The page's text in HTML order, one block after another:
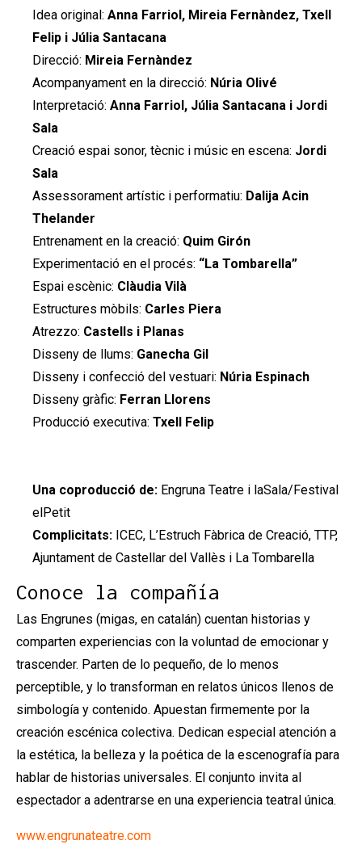
Idea original: Anna Farriol, Mireia Fernàndez, Txell
Felip i Júlia Santacana
Direcció: Mireia Fernàndez
Acompanyament en la direcció: Núria Olivé
Interpretació: Anna Farriol, Júlia Santacana i Jordi
Sala
Creació espai sonor, tècnic i músic en escena: Jordi
Sala
Assessorament artístic i performatiu: Dalija Acin
Thelander
Entrenament en la creació: Quim Girón
Experimentació en el procés: “La Tombarella”
Espai escènic: Clàudia Vilà
Estructures mòbils: Carles Piera
Atrezzo: Castells i Planas
Disseny de llums: Ganecha Gil
Disseny i confecció del vestuari: Núria Espinach
Disseny gràfic: Ferran Llorens
Producció executiva: Txell Felip
Una coproducció de: Engruna Teatre i laSala/Festival
elPetit
Complicitats: ICEC, L’Estruch Fàbrica de Creació, TTP,
Ajuntament de Castellar del Vallès i La Tombarella
Conoce la compañía
Las Engrunes (migas, en catalán) cuentan historias y
comparten experiencias con la voluntad de emocionar y
trascender. Parten de lo pequeño, de lo menos
perceptible, y lo transforman en relatos únicos llenos de
simbología y contenido. Apuestan firmemente por la
creación escénica colectiva. Dedican especial atención a
la estética, la belleza y la poética de la escenografía para
hablar de historias universales. El conjunto invita al
espectador a adentrarse en una experiencia teatral única.
www.engrunateatre.com